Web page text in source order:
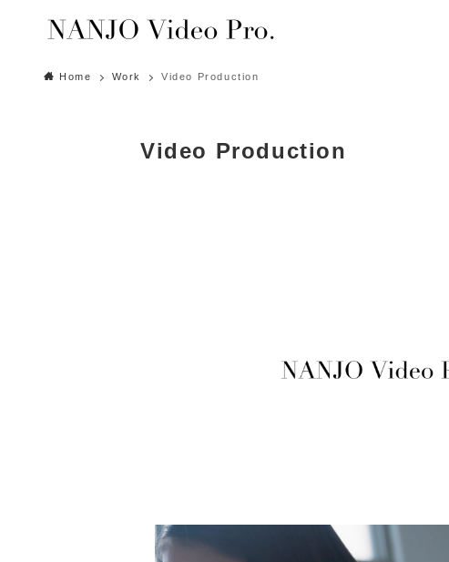
Home Work Video Production
Video Production